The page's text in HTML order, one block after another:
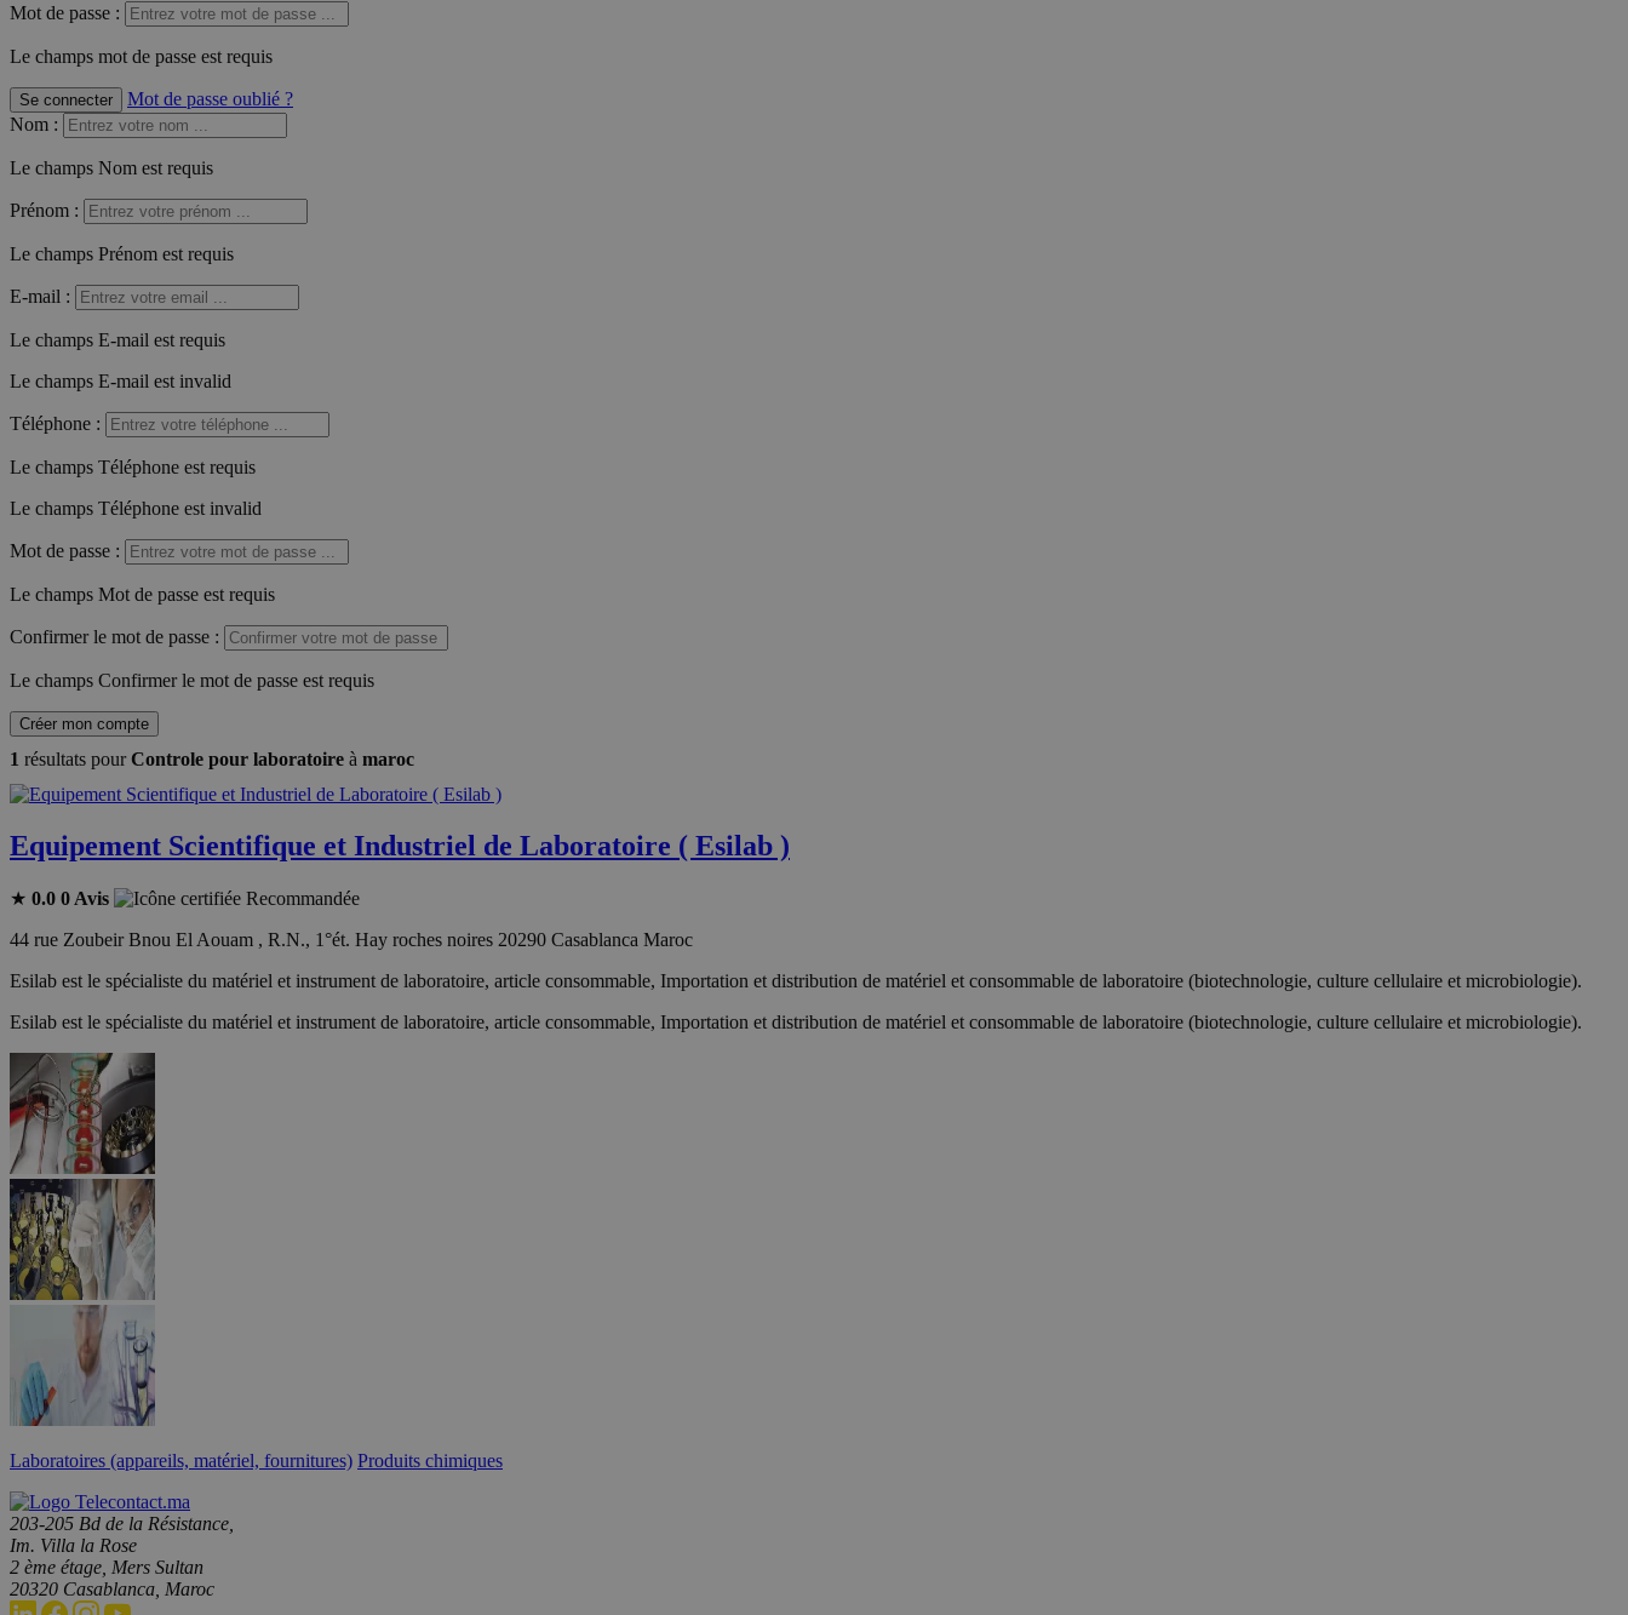
Mot de passe :
Le champs mot de passe est requis
Se connecter
Mot de passe oublié ?
Nom :
Le champs Nom est requis
Prénom :
Le champs Prénom est requis
E-mail :
Le champs E-mail est requis
Le champs E-mail est invalid
Téléphone :
Le champs Téléphone est requis
Le champs Téléphone est invalid
Mot de passe :
Le champs Mot de passe est requis
Confirmer le mot de passe :
Le champs Confirmer le mot de passe est requis
Créer mon compte
1 résultats pourControle pour laboratoire à maroc
Equipement Scientifique et Industriel de Laboratoire ( Esilab )
★ 0.0 0 Avis
Recommandée
44 rue Zoubeir Bnou El Aouam , R.N., 1°ét. Hay roches noires 20290 Casablanca Maroc
Esilab est le spécialiste du matériel et instrument de laboratoire, article consommable, Importation et distribution de matériel et consommable de laboratoire (biotechnologie, culture cellulaire et microbiologie).
Esilab est le spécialiste du matériel et instrument de laboratoire, article consommable, Importation et distribution de matériel et consommable de laboratoire (biotechnologie, culture cellulaire et microbiologie).
Laboratoires (appareils, matériel, fournitures) Produits chimiques
203-205 Bd de la Résistance,
Im. Villa la Rose
2 ème étage, Mers Sultan
20320 Casablanca, Maroc